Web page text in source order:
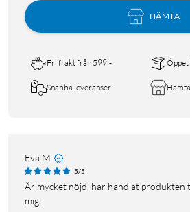
HÄMTA
Fri frakt från 599:- Öppet
Snabba leveranser
Eva M
5/5
Är mycket nöjd, har handlat produkten tidigare , det passar
mig.